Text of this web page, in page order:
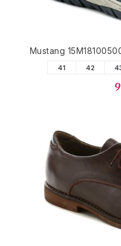
Mustang
41 42